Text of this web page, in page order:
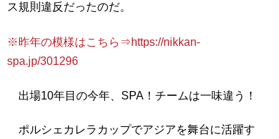
ス規則違反だったのだ。
※昨年の模様はこちら⇒https://nikkan-
spa.jp/301296
出場10年目の今年、SPA！チームは一味違う！
ポルシェカレラカップでアジアを舞台に活躍す